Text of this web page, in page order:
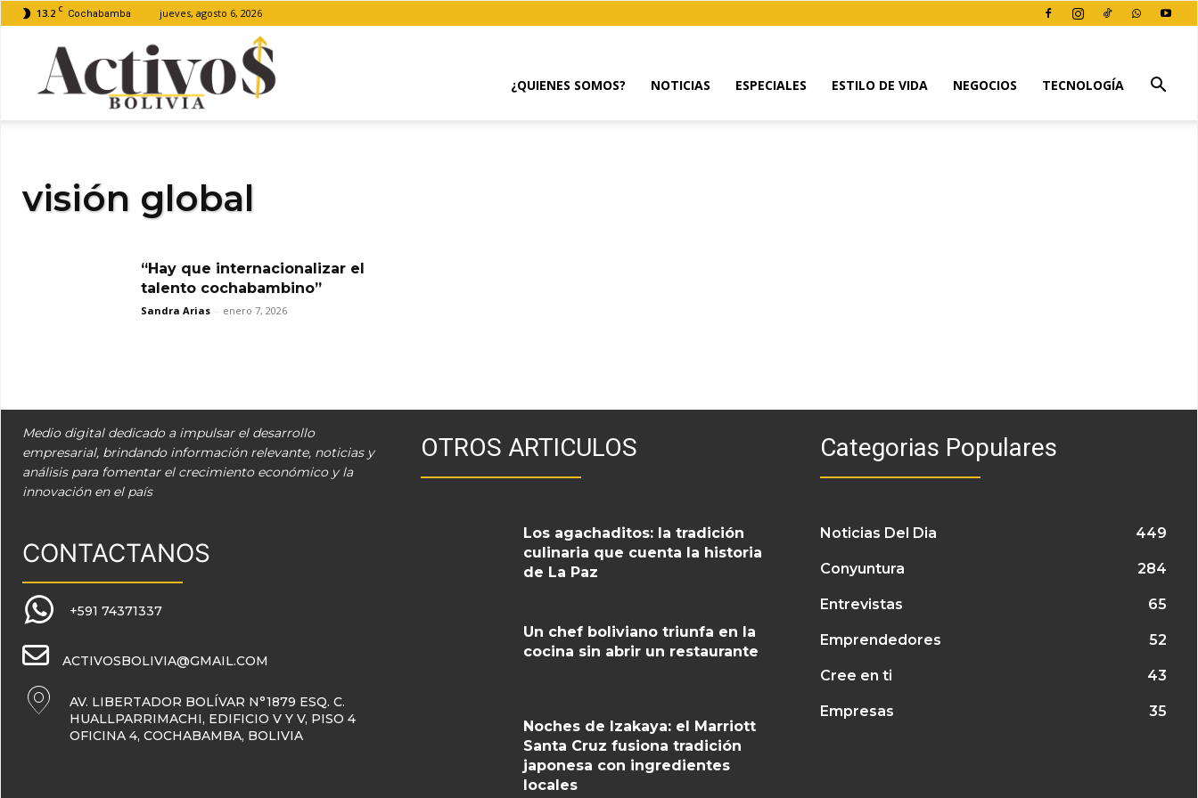
13.2 C Cochabamba jueves, agosto 6, 2026
¿QUIENES SOMOS? NOTICIAS ESPECIALES ESTILO DE VIDA NEGOCIOS TECNOLOGÍA
visión global
“Hay que internacionalizar el
talento cochabambino”
Sandra Arias - enero 7, 2026
Medio digital dedicado a impulsar el desarrollo
empresarial, brindando información relevante, noticias y
análisis para fomentar el crecimiento económico y la
innovación en el país
CONTACTANOS
+591 74371337
ACTIVOSBOLIVIA@GMAIL.COM
AV. LIBERTADOR BOLÍVAR N°1879 ESQ. C.
HUALLPARRIMACHI, EDIFICIO V Y V, PISO 4
OFICINA 4, COCHABAMBA, BOLIVIA
OTROS ARTICULOS
Los agachaditos: la tradición
culinaria que cuenta la historia
de La Paz
Un chef boliviano triunfa en la
cocina sin abrir un restaurante
Noches de Izakaya: el Marriott
Santa Cruz fusiona tradición
japonesa con ingredientes
locales
Categorias Populares
Noticias Del Dia 449
Conyuntura 284
Entrevistas 65
Emprendedores 52
Cree en ti 43
Empresas 35